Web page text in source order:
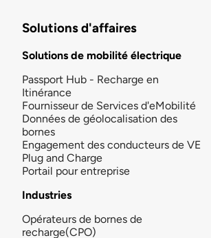
Solutions d'affaires
Solutions de mobilité électrique
Passport Hub - Recharge en
Itinérance
Fournisseur de Services d'eMobilité
Données de géolocalisation des
bornes
Engagement des conducteurs de VE
Plug and Charge
Portail pour entreprise
Industries
Opérateurs de bornes de
recharge(CPO)